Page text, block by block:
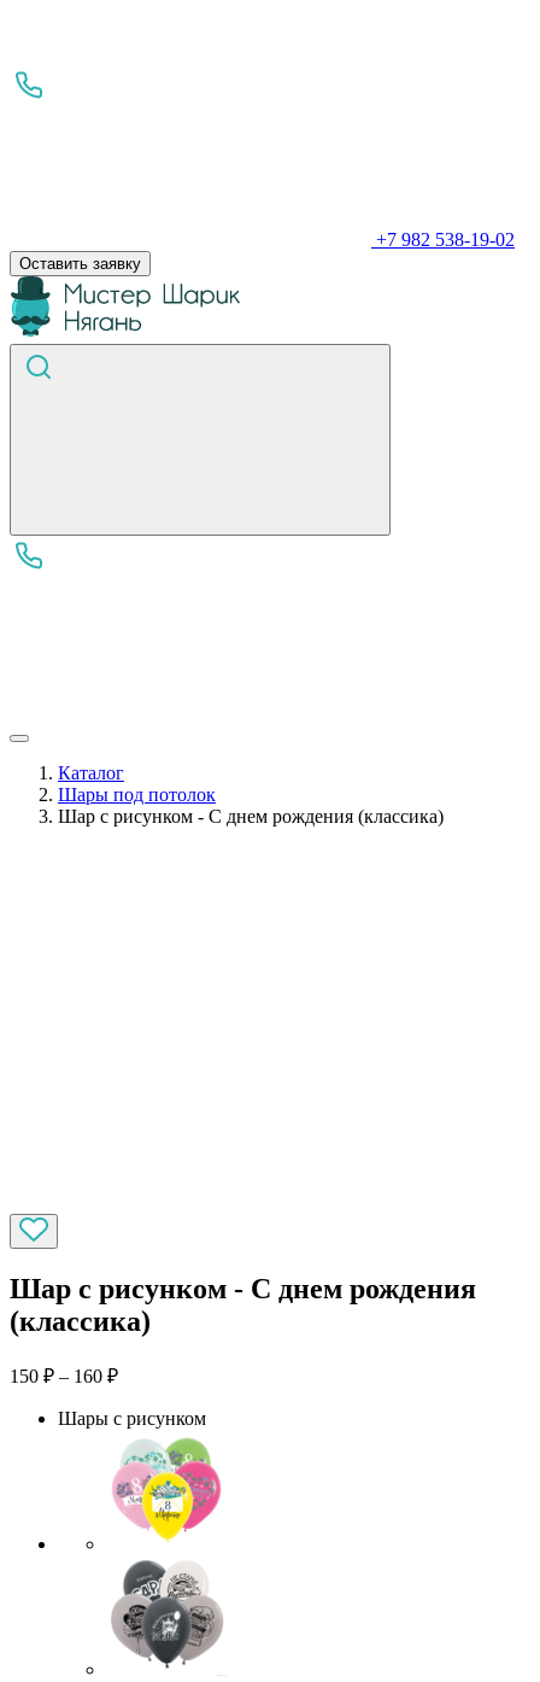
+7 982 538-19-02
Оставить заявку
Каталог
Шары под потолок
Шар с рисунком - С днем рождения (классика)
Шар с рисунком - С днем рождения
(классика)
150 ₽ – 160 ₽
Шары с рисунком